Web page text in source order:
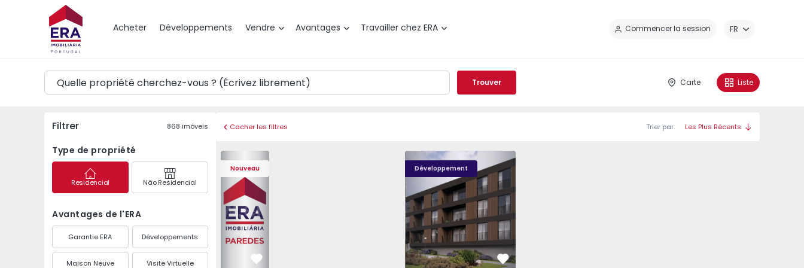
Acheter Développements Vendre Avantages Travailler chez ERA Commencer la session FR
Carte
Trouver Carte Liste
Filtrer 868 imóveis
Type de propriété
Residencial Não Residencial
Avantages de l'ERA
Garantie ERA Développements
Maison Neuve Visite Virtuelle
Cacher les filtres Trier par: Les Plus Récents
Nouveau
Appartement T0 Paredes, Gandra - 1575265 - 1
Préféré
Développement
Nova Caíde - 1 Nova Caíde - 1
Préféré